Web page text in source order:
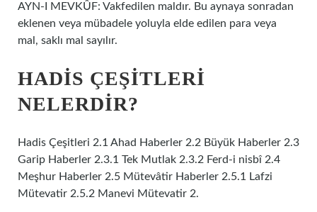
AYN-I MEVKÛF: Vakfedilen maldır. Bu aynaya sonradan
eklenen veya mübadele yoluyla elde edilen para veya
mal, saklı mal sayılır.
HADIS ÇEŞITLERI
NELERDIR?
Hadis Çeşitleri 2.1 Ahad Haberler 2.2 Büyük Haberler 2.3
Garip Haberler 2.3.1 Tek Mutlak 2.3.2 Ferd-i nisbî 2.4
Meşhur Haberler 2.5 Mütevâtir Haberler 2.5.1 Lafzi
Mütevatir 2.5.2 Manevi Mütevatir 2.